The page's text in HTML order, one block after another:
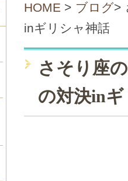
HOME > ブログ>
inギリシャ神話
さそり座
の対決in